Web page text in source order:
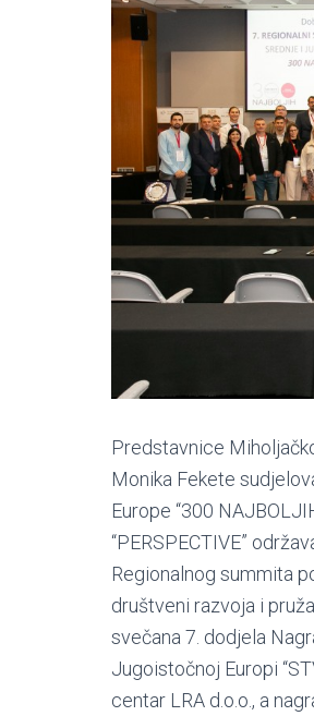
Predstavnice
Monika Fekete
Europe “300
“PERSPECTIVE”
Regionalnog summita
društveni razvoja i
svečana 7. dodjela
Jugoistočnoj Europi
centar LRA d.o.o., a